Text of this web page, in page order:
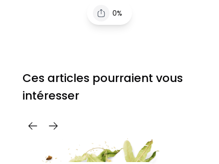
0%
Ces articles pourraient vous
intéresser